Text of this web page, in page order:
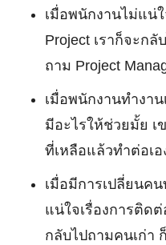
เมื่อพนักงานไม่แน่ใ
Project เราก็จะก
ถาม Project
เมื่อพนักงานทำงา
มีอะไรให้ช่วยมั้ย
ที่เหลือแล้วทำต่อเอ
เมื่อมีการเปลี่ยนค
แน่ใจเรื่องการติด
กลับไปถามคนเก่า